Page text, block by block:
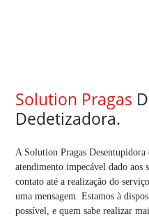
Solution Pragas
Dedetizadora.
A Solution Pragas
atendimento impecável dado aos
contato até a realização do
uma mensagem. Estamos à
possível, e quem sabe realizar